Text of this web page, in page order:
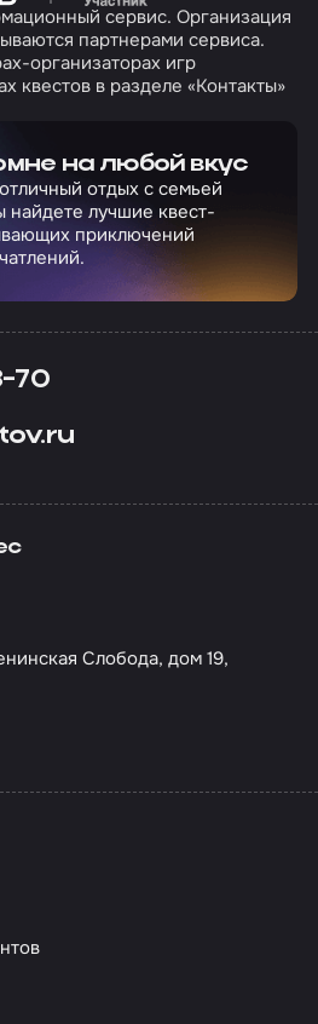
сервис. Организация
партнерами сервиса.
организаторах игр
квестов в разделе «Контакты»
на любой вкус
отдых с семьей
найдете лучшие квест-
приключений
70
Слобода, дом 19,